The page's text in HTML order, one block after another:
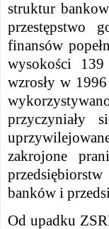
struktur
przestępstwo
finansów
wysokości
wzrosły w
przyczyniały
zakrojone
banków i
Od upadku